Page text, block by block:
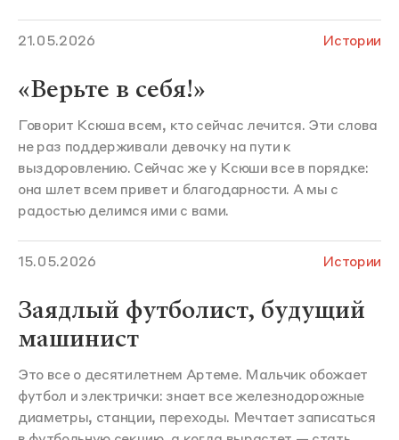
21.05.2026 Истории
«Верьте в себя!»
Говорит Ксюша всем, кто сейчас лечится. Эти слова
не раз поддерживали девочку на пути к
выздоровлению. Сейчас же у Ксюши все в порядке:
она шлет всем привет и благодарности. А мы с
радостью делимся ими с вами.
15.05.2026 Истории
Заядлый футболист, будущий
машинист
Это все о десятилетнем Артеме. Мальчик обожает
футбол и электрички: знает все железнодорожные
диаметры, станции, переходы. Мечтает записаться